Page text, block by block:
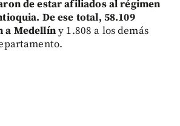
de estar afiliados al régimen
De ese total, 58.109
a Medellíny 1.808 a los demás